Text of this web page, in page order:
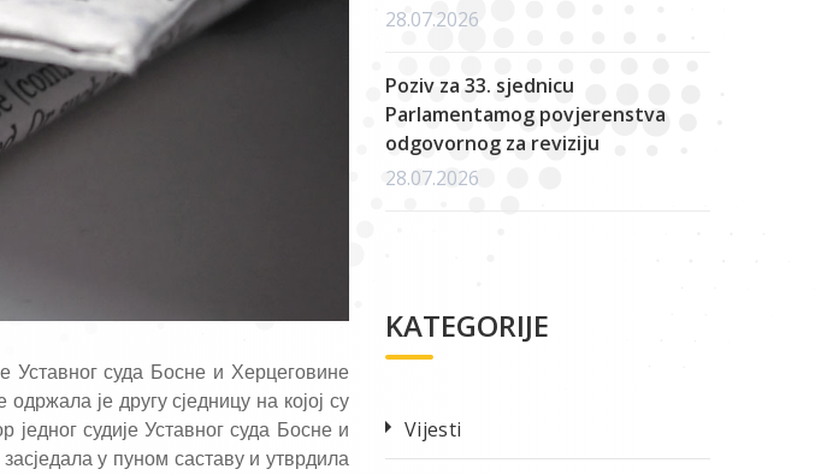
Уставног суда Босне и Херцеговине
је другу сједницу на којој су
једног судије Уставног суда Босне и
у пуном саставу и утврдила
28.07.2026
Poziv za 33. sjednicu
Parlamentamog povjerenstva
odgovornog za reviziju
28.07.2026
KATEGORIJE
Vijesti